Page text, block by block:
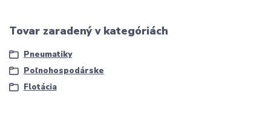
Tovar zaradený v kategóriách
Pneumatiky
Poľnohospodárske
Flotácia